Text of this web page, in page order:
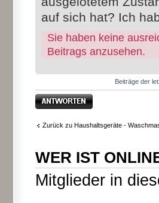
auf sich hat? Ich
Sie haben keine
Beitrags anzusehen.
Beiträge der
Antwort erstellen
Zurück zu Haushaltsgeräte -
WER IST
Mitglieder in